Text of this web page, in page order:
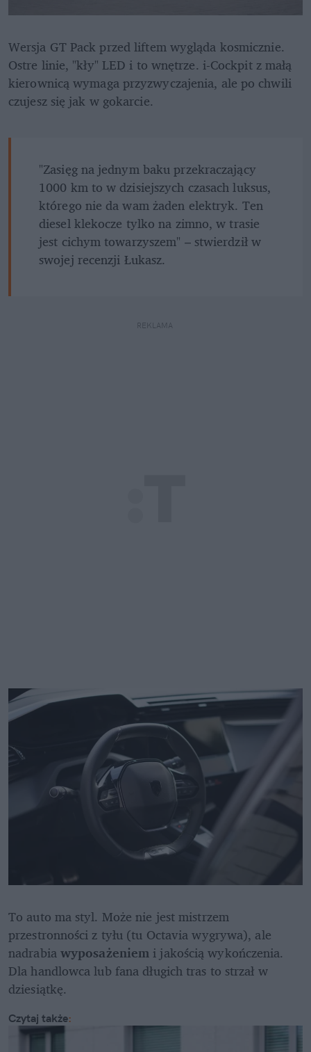
Wersja GT Pack przed liftem wygląda kosmicznie.
Ostre linie, "kły" LED i to wnętrze. i-Cockpit z małą
kierownicą wymaga przyzwyczajenia, ale po chwili
czujesz się jak w gokarcie.
"Zasięg na jednym baku przekraczający
1000 km to w dzisiejszych czasach luksus,
którego nie da wam żaden elektryk. Ten
diesel klekocze tylko na zimno, w trasie
jest cichym towarzyszem" – stwierdził w
swojej recenzji Łukasz.
REKLAMA
To auto ma styl. Może nie jest mistrzem
przestronności z tyłu (tu Octavia wygrywa), ale
nadrabia wyposażeniem i jakością wykończenia.
Dla handlowca lub fana długich tras to strzał w
dziesiątkę.
Czytaj także: